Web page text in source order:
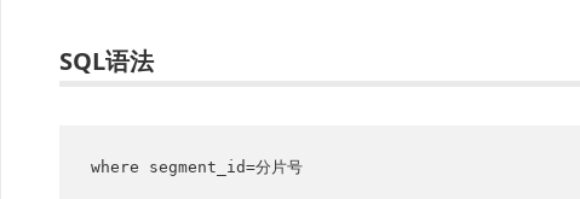
SQL语法
where segment_id=分片号